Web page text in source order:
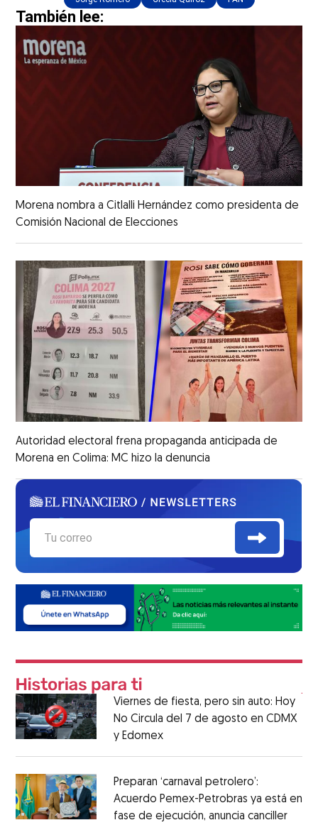
También lee:
Morena nombra a Citlalli Hernández como presidenta de
Comisión Nacional de Elecciones
Autoridad electoral frena propaganda anticipada de
Morena en Colima: MC hizo la denuncia
Viernes de fiesta, pero sin auto: Hoy
No Circula del 7 de agosto en CDMX
y Edomex
Preparan ‘carnaval petrolero’:
Acuerdo Pemex-Petrobras ya está en
fase de ejecución, anuncia canciller